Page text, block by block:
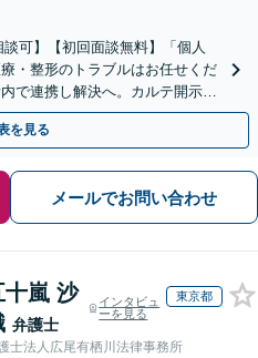
可】【初回面談無料】「個人
・整形のトラブルはお任せくだ
で連携し解決へ。カルテ開示や
【休日夜間面談可】
を見る
メールでお問い合わせ
十嵐 沙
弁護士
インタビュ
ーを見る
東京都
士法人広尾有栖川法律事務所